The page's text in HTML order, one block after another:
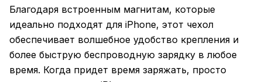
Благодаря встроенным магнитам, которые
идеально подходят для iPhone, этот чехол
обеспечивает волшебное удобство крепления и
более быструю беспроводную зарядку в любое
время. Когда придет время заряжать, просто